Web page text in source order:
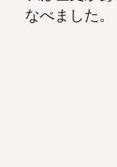
なべました。